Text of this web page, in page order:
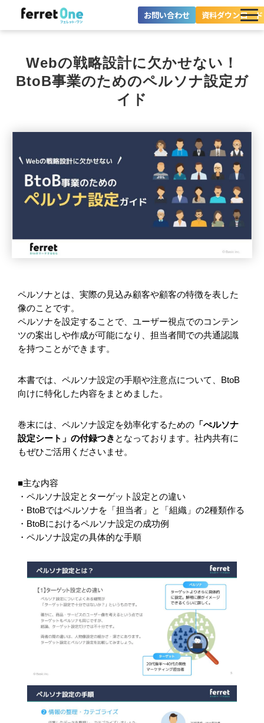
お問い合わせ 資料ダウンロード
ツール・機能一覧
目的別に探す
導入事例
料金プラン
セミナー
お役立ち情報
Webの戦略設計に欠かせない！
BtoB事業のためのペルソナ設定ガ
イド
ペルソナとは、実際の見込み顧客や顧客の特徴を表した
像のことです。
ペルソナを設定することで、ユーザー視点でのコンテン
ツの案出しや作成が可能になり、担当者間での共通認識
を持つことができます。
本書では、ペルソナ設定の手順や注意点について、BtoB
向けに特化した内容をまとめました。
巻末には、ペルソナ設定を効率化するための 「ぺルソナ
設定シート」の付録つき となっております。社内共有に
もぜひご活用くださいませ。
■主な内容
・ペルソナ設定とターゲット設定との違い
・BtoBではペルソナを「担当者」と「組織」の2種類作る
・BtoBにおけるペルソナ設定の成功例
・ペルソナ設定の具体的な手順​​​​​